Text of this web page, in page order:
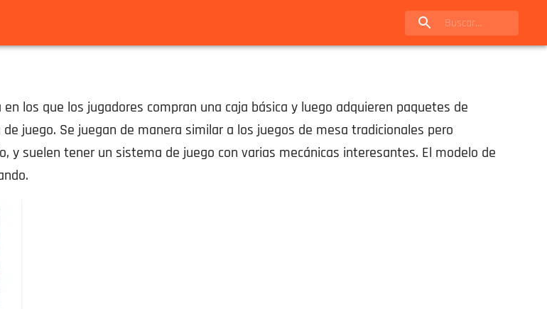
los que los jugadores compran una caja básica y luego adquieren paquetes de
juego. Se juegan de manera similar a los juegos de mesa tradicionales pero
y suelen tener un sistema de juego con varias mecánicas interesantes. El modelo de